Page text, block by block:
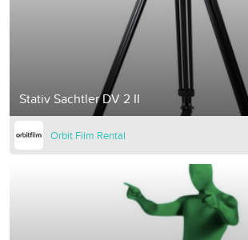
Stativ Sachtler DV 2 II
Orbit Film Rental